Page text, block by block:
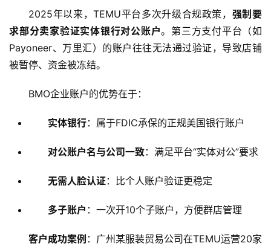
2025年以来，TEMU平台多次升级合规政策， 强制要
求部分卖家验证实体银行对公账户。第三方支付平台（如
Payoneer、万里汇）的账户往往无法通过验证，导致店铺
被暂停、资金被冻结。
BMO企业账户的优势在于：
实体银行：属于FDIC承保的正规美国银行账户
对公账户名与公司一致：满足平台“实体对公”要求
无需人脸认证：比个人账户验证更稳定
多子账户 ：一次开10个子账户，方便群店管理
客户成功案例 ：广州某服装贸易公司在TEMU运营20家